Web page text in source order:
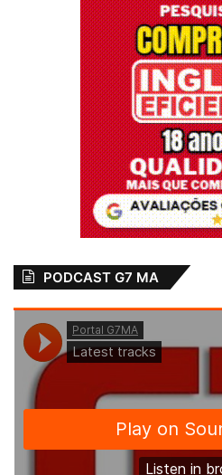
PODCAST G7 MA